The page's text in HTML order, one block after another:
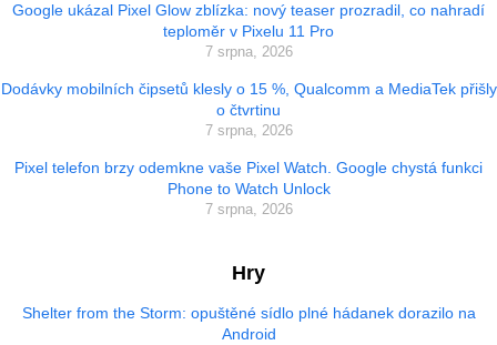
Google ukázal Pixel Glow zblízka: nový teaser prozradil, co nahradí
teploměr v Pixelu 11 Pro
7 srpna, 2026
Dodávky mobilních čipsetů klesly o 15 %, Qualcomm a MediaTek přišly
o čtvrtinu
7 srpna, 2026
Pixel telefon brzy odemkne vaše Pixel Watch. Google chystá funkci
Phone to Watch Unlock
7 srpna, 2026
Hry
Shelter from the Storm: opuštěné sídlo plné hádanek dorazilo na
Android